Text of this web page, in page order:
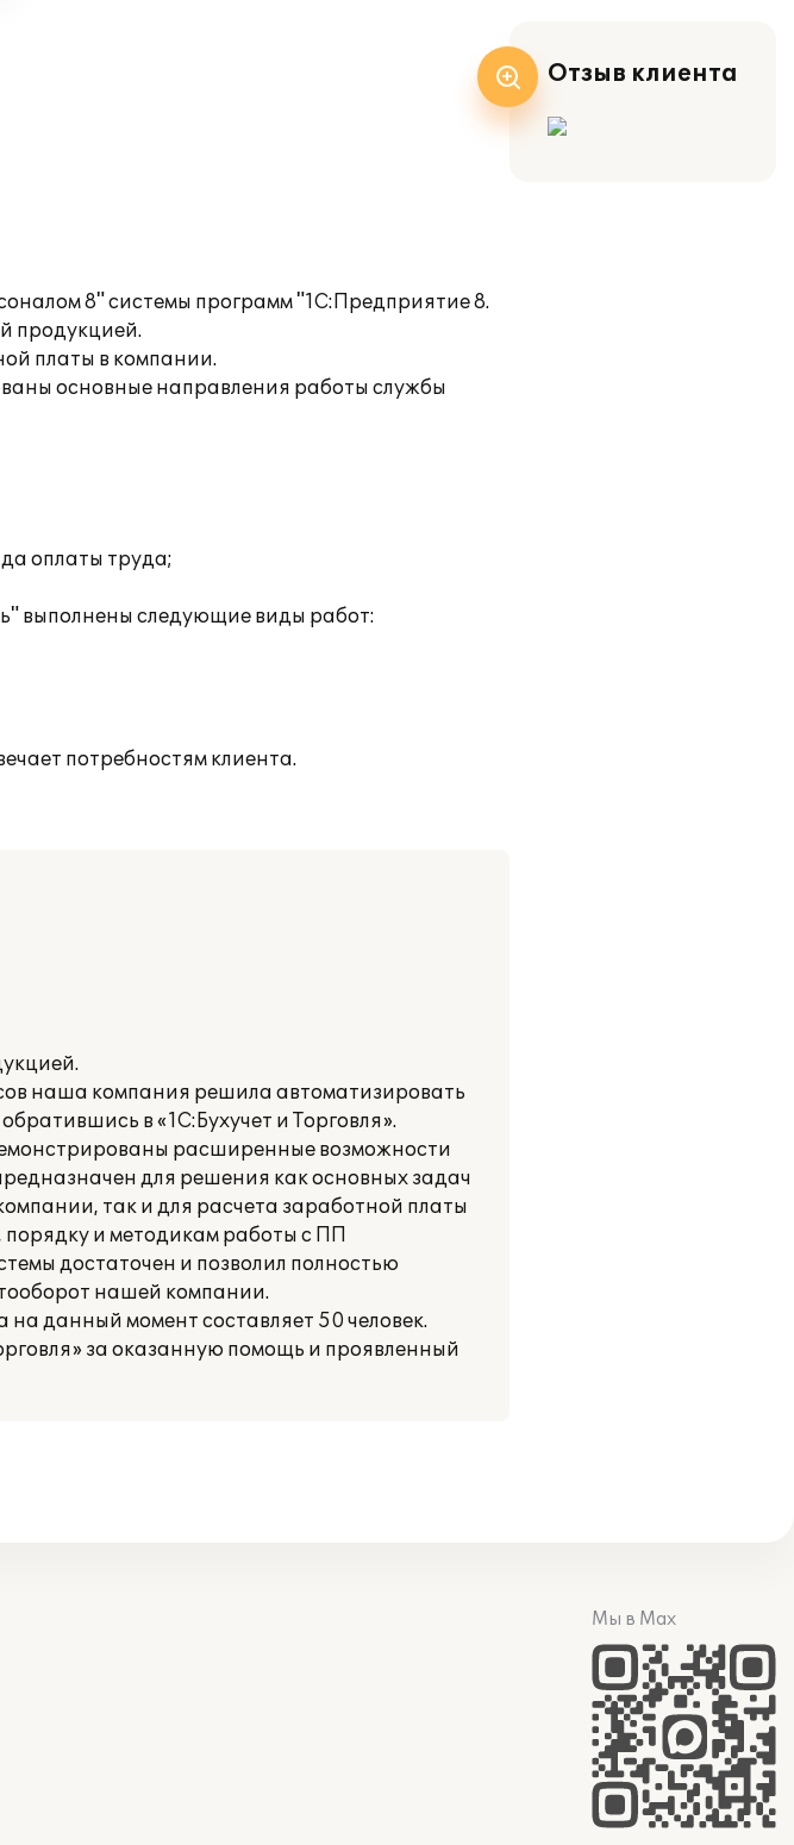
8" системы программ "1С:Предприятие 8.
продукцией.
платы в компании.
основные направления работы службы
оплаты труда;
выполнены следующие виды работ:
потребностям клиента.
наша компания решила автоматизировать
в «1С:Бухучет и Торговля».
расширенные возможности
для решения как основных задач
так и для расчета заработной платы
порядку и методикам работы с ПП
достаточен и позволил полностью
нашей компании.
данный момент составляет 50 человек.
за оказанную помощь и проявленный
Отзыв клиента
Мы в Max